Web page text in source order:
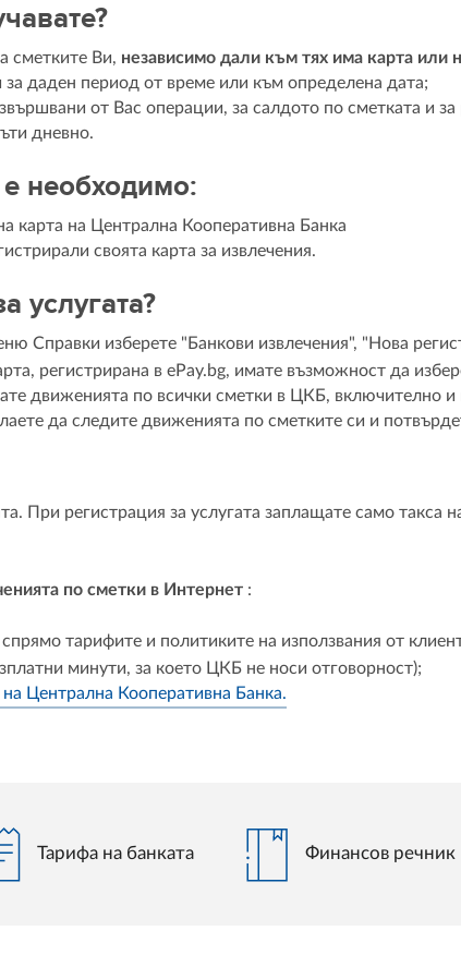
сметките Ви, независимо дали към тях има карта или
даден период от време или към определена дата;
от Вас операции, за салдото по сметката и
дневно.
е необходимо:
карта на Централна Кооперативна Банка
своята карта за извлечения.
услугата?
Справки изберете "Банкови извлечения", "Нова
регистрирана в ePay.bg, имате възможност да
движенията по всички сметки в ЦКБ, включително и
да следите движенията по сметките си и
При регистрация за услугата заплащате само такса
по сметки в Интернет :
спрямо тарифите и политиките на използвания от
минути, за което ЦКБ не носи отговорност);
Централна Кооперативна Банка.
Тарифа на банката Финансов речник